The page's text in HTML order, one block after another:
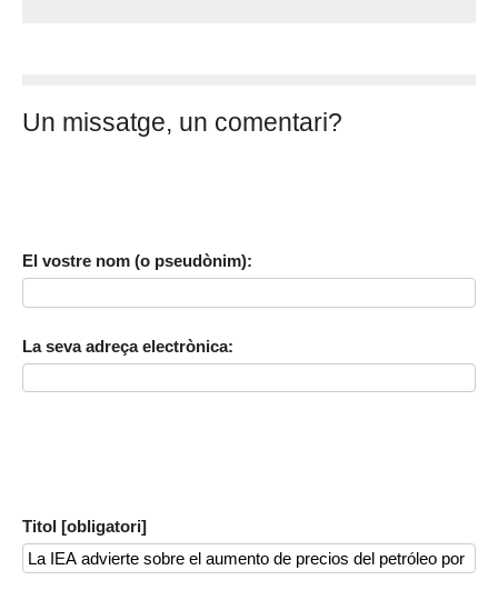
Un missatge, un comentari?
El vostre nom (o pseudònim):
La seva adreça electrònica:
Titol [obligatori]